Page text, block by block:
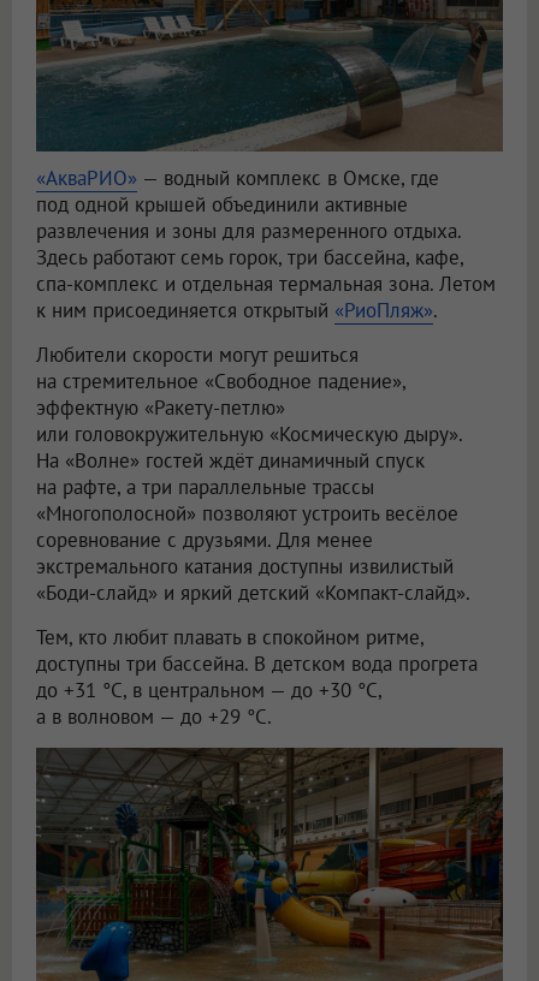
«АкваРИО» — водный комплекс в Омске, где
под одной крышей объединили активные
развлечения и зоны для размеренного отдыха.
Здесь работают семь горок, три бассейна, кафе,
спа-комплекс и отдельная термальная зона. Летом
к ним присоединяется открытый «РиоПляж».
Любители скорости могут решиться
на стремительное «Свободное падение»,
эффектную «Ракету-петлю»
или головокружительную «Космическую дыру».
На «Волне» гостей ждёт динамичный спуск
на рафте, а три параллельные трассы
«Многополосной» позволяют устроить весёлое
соревнование с друзьями. Для менее
экстремального катания доступны извилистый
«Боди-слайд» и яркий детский «Компакт-слайд».
Тем, кто любит плавать в спокойном ритме,
доступны три бассейна. В детском вода прогрета
до +31 °C, в центральном — до +30 °C,
а в волновом — до +29 °C.